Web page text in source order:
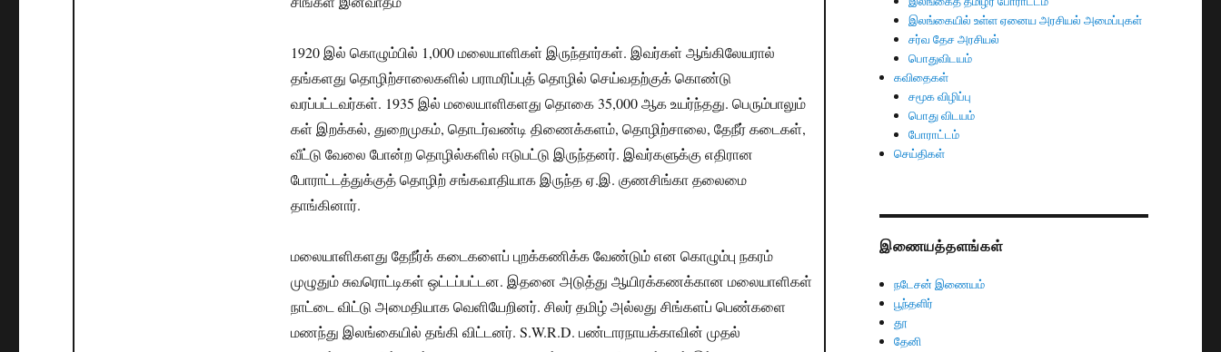
1920 இல் கொழும்பில் 1,000 மலையாளிகள் இருந்தார்கள். இவர்கள் ஆங்கிலேயரால்
தங்களது தொழிற்சாலைகளில் பராமரிப்புத் தொழில் செய்வதற்குக் கொண்டு
வரப்பட்டவர்கள். 1935 இல் மலையாளிகளது தொகை 35,000 ஆக உயர்ந்தது. பெரும்பாலும்
கள் இறக்கல், துறைமுகம், தொடர்வண்டி திணைக்களம், தொழிற்சாலை, தேநீர் கடைகள்,
வீட்டு வேலை போன்ற தொழில்களில் ஈடுபட்டு இருந்தனர். இவர்களுக்கு எதிரான
போராட்டத்துக்குத் தொழிற் சங்கவாதியாக இருந்த ஏ.இ. குணசிங்கா தலைமை
தாங்கினார்.
மலையாளிகளது தேநீர்க் கடைகளைப் புறக்கணிக்க வேண்டும் என கொழும்பு நகரம்
முழுதும் சுவரொட்டிகள் ஒட்டப்பட்டன. இதனை அடுத்து ஆயிரக்கணக்கான மலையாளிகள்
நாட்டை விட்டு அமைதியாக வெளியேறினர். சிலர் தமிழ் அல்லது சிங்களப் பெண்களை
மணந்து இலங்கையில் தங்கி விட்டனர். S.W.R.D. பண்டாரநாயக்காவின் முதல்
இலங்கையில் உள்ள ஏனைய அரசியல் அமைப்புகள்
சர்வ தேச அரசியல்
பொதுவிடயம்
கவிதைகள்
சமூக விழிப்பு
பொது விடயம்
போராட்டம்
செய்திகள்
இணையத்தளங்கள்
நடேசன் இணையம்
பூந்தளிர்
தூ
தேனி